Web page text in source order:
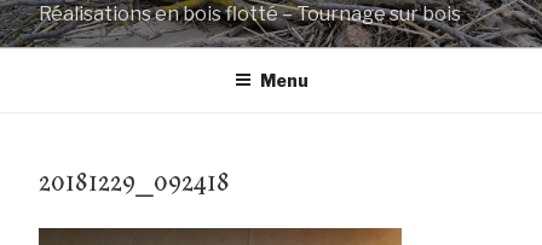
Réalisations en bois flotté – Tournage sur bois
Menu
20181229_092418